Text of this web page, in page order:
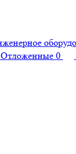
Отложенные 0